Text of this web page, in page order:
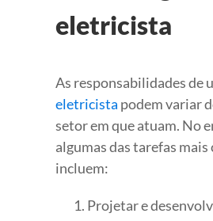
eletricista
As responsabilidades de
eletricista podem variar
setor em que atuam. No
algumas das tarefas mais
incluem:
Projetar e